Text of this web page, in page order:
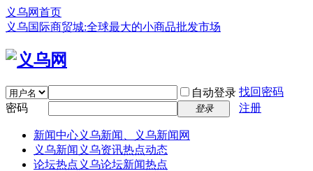
义乌网首页
义乌国际商贸城:全球最大的小商品批发市场
自动登录 找回密码
密码
登录 注册
新闻中心义乌新闻、义乌新闻网
义乌新闻 义乌资讯热点动态
论坛热点 义乌论坛新闻热点